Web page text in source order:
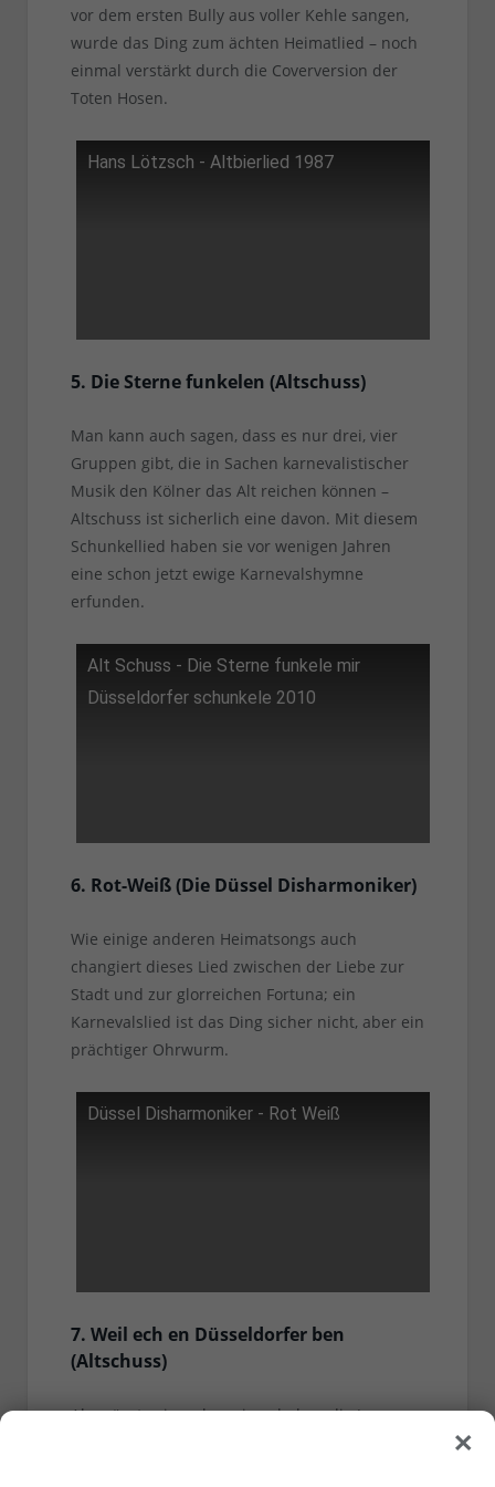
vor dem ersten Bully aus voller Kehle sangen,
wurde das Ding zum ächten Heimatlied – noch
einmal verstärkt durch die Coverversion der
Toten Hosen.
Hans Lötzsch - Altbierlied 1987
5. Die Sterne funkelen (Altschuss)
Man kann auch sagen, dass es nur drei, vier
Gruppen gibt, die in Sachen karnevalistischer
Musik den Kölner das Alt reichen können –
Altschuss ist sicherlich eine davon. Mit diesem
Schunkellied haben sie vor wenigen Jahren
eine schon jetzt ewige Karnevalshymne
erfunden.
Alt Schuss - Die Sterne funkele mir
Düsseldorfer schunkele 2010
6. Rot-Weiß (Die Düssel Disharmoniker)
Wie einige anderen Heimatsongs auch
changiert dieses Lied zwischen der Liebe zur
Stadt und zur glorreichen Fortuna; ein
Karnevalslied ist das Ding sicher nicht, aber ein
prächtiger Ohrwurm.
Düssel Disharmoniker - Rot Weiß
7. Weil ech en Düsseldorfer ben
(Altschuss)
Als müsste sie es beweisen haben die Jungs
×